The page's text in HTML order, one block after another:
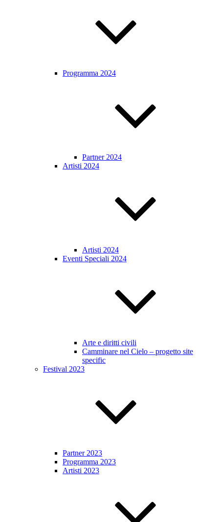
Programma 2024
Partner 2024
Artisti 2024
Artisti 2024
Eventi Speciali 2024
Arte e diritti civili
Camminare nel Cielo – progetto site
specific
Festival 2023
Partner 2023
Programma 2023
Artisti 2023